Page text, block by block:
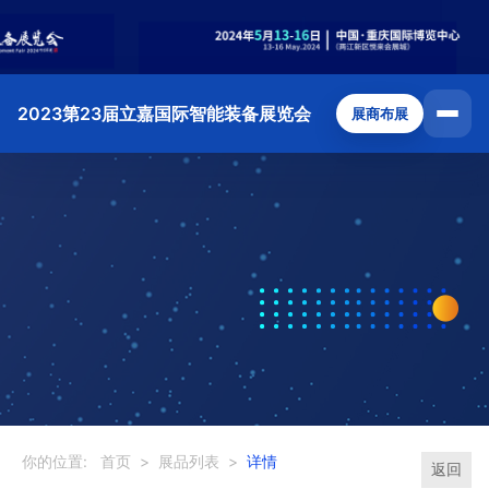
2023第23届立嘉国际智能装备展览会 展商布展
你的位置: 首页 > 展品列表 > 详情 返回